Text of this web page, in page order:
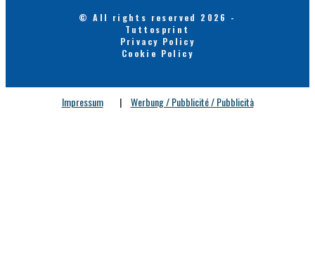
© All rights reserved 2026 -
Tuttosprint
Privacy Policy
Cookie Policy
Impressum | Werbung / Pubblicité / Pubblicità